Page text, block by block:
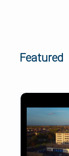
Featured